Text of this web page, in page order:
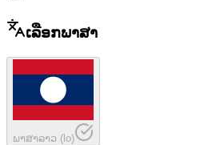
ເລືອກພາສາ
ພາສາລາວ (lo)